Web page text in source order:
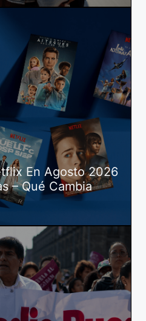
En Agosto 2026
– Qué Cambia